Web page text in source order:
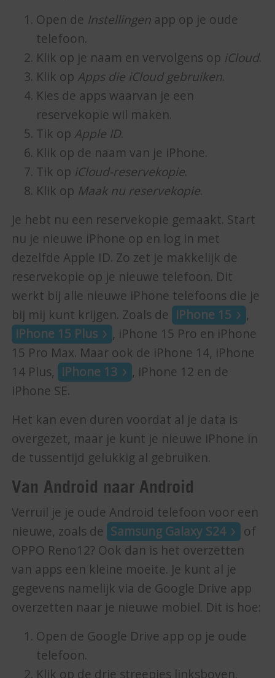
Open de Instellingen app op je oude
telefoon.
Klik op je naam en vervolgens op iCloud.
Klik op Apps die iCloud gebruiken.
Kies de apps waarvan je een
reservekopie wil maken.
Tik op Apple ID.
Klik op de naam van je iPhone.
Tik op iCloud-reservekopie.
Klik op Maak nu reservekopie.
Je hebt nu een reservekopie gemaakt. Start
nu je nieuwe iPhone op en log in met
dezelfde Apple ID. Zo zet je makkelijk de
reservekopie op je nieuwe telefoon. Dit
werkt bij alle nieuwe iPhone telefoons die je
bij mij kunt krijgen. Zoals de iPhone 15
,
iPhone 15 Plus
, iPhone 15 Pro en iPhone
15 Pro Max. Maar ook de iPhone 14, iPhone
14 Plus, iPhone 13
, iPhone 12 en de
iPhone SE.
Het kan even duren voordat al je data is
overgezet, maar je kunt je nieuwe iPhone in
de tussentijd gelukkig al gebruiken.
Van Android naar Android
Verruil je je oude Android telefoon voor een
nieuwe, zoals de Samsung Galaxy S24
of
OPPO Reno12? Ook dan is het overzetten
van apps een kleine moeite. Je kunt al je
gegevens namelijk via de Google Drive app
overzetten naar je nieuwe mobiel. Dit is hoe:
Open de Google Drive app op je oude
telefoon.
Klik op de drie streepjes linksboven.